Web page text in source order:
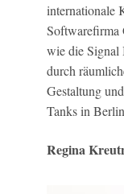
internationale
Softwarefirma
wie die
durch
Gestaltung
Tanks in
Regina